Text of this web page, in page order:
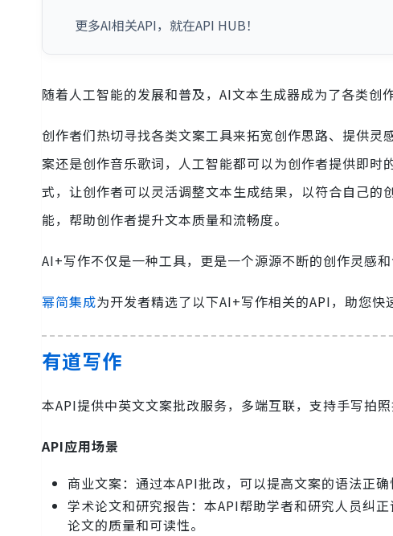
更多AI相关API，就在API HUB！
随着人工智能的发展和普及，AI文本生成器成为了各类创
创作者们热切寻找各类文案工具来拓宽创作思路、提供
案还是创作音乐歌词，人工智能都可以为创作者提供即
式，让创作者可以灵活调整文本生成结果，以符合自己
能，帮助创作者提升文本质量和流畅度。
AI+写作不仅是一种工具，更是一个源源不断的创作灵感
幂简集成为开发者精选了以下AI+写作相关的API，助您快
有道写作
本API提供中英文文案批改服务，多端互联，支持手写拍照
API应用场景
商业文案：通过本API批改，可以提高文案的语法正
学术论文和研究报告：本API帮助学者和研究人员纠
论文的质量和可读性。